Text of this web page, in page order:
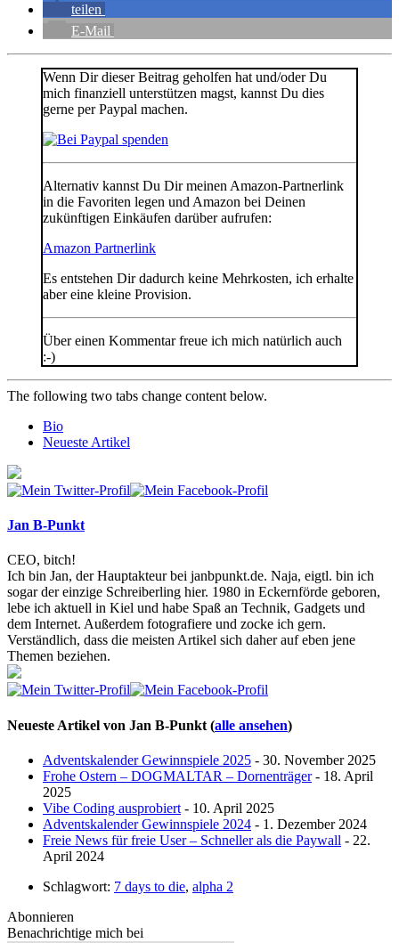
teilen
E-Mail
Wenn Dir dieser Beitrag geholfen hat und/oder Du
mich finanziell unterstützen magst, kannst Du dies
gerne per Paypal machen.
Alternativ kannst Du Dir meinen Amazon-Partnerlink
in die Favoriten legen und Amazon bei Deinen
zukünftigen Einkäufen darüber aufrufen:
Amazon Partnerlink
Es entstehen Dir dadurch keine Mehrkosten, ich erhalte
aber eine kleine Provision.
Über einen Kommentar freue ich mich natürlich auch
:-)
The following two tabs change content below.
Bio
Neueste Artikel
Jan B-Punkt
CEO, bitch!
Ich bin Jan, der Hauptakteur bei janbpunkt.de. Naja, eigtl. bin ich
sogar der einzige Schreiberling hier. 1980 in Eckernförde geboren,
lebe ich aktuell in Kiel und habe Spaß an Technik, Gadgets und
dem Internet. Außerdem fotografiere und zocke ich gern.
Verständlich, dass die meisten Artikel sich daher auf eben jene
Themen beziehen.
Neueste Artikel von Jan B-Punkt (alle ansehen)
Adventskalender Gewinnspiele 2025 - 30. November 2025
Frohe Ostern – DOGMALTAR – Dornenträger- 18. April
2025
Vibe Coding ausprobiert - 10. April 2025
Adventskalender Gewinnspiele 2024 - 1. Dezember 2024
Freie News für freie User – Schneller als die Paywall - 22.
April 2024
Schlagwort: 7 days to die, alpha 2
Abonnieren
Benachrichtige mich bei